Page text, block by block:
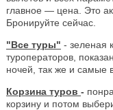
главное — цена. Это
Бронируйте сейчас.
"Все туры" - зеленая
туроператоров,
ночей, так же и самые
Корзина туров -
корзину и потом